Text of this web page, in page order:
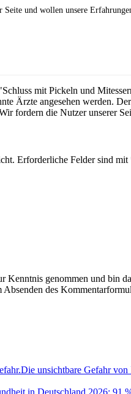
Seite und wollen unsere
mit Pickeln und
Ärzte angesehen werden.
fordern die Nutzer unserer
Erforderliche Felder sind mit
Kenntnis genommen und bin
des
Die unsichtbare Gefahr von
in Deutschland 2026: 91